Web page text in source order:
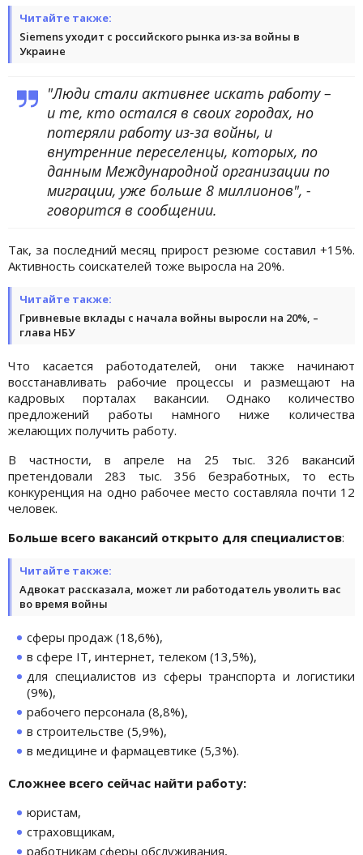
Читайте также:
Siemens уходит с российского рынка из-за войны в
Украине
"Люди стали активнее искать работу –
и те, кто остался в своих городах, но
потеряли работу из-за войны, и
внутренние переселенцы, которых, по
данным Международной организации по
миграции, уже больше 8 миллионов", -
говорится в сообщении.
Так, за последний месяц прирост резюме составил +15%.
Активность соискателей тоже выросла на 20%.
Читайте также:
Гривневые вклады с начала войны выросли на 20%, –
глава НБУ
Что касается работодателей, они также начинают
восстанавливать рабочие процессы и размещают на
кадровых порталах вакансии. Однако количество
предложений работы намного ниже количества
желающих получить работу.
В частности, в апреле на 25 тыс. 326 вакансий
претендовали 283 тыс. 356 безработных, то есть
конкуренция на одно рабочее место составляла почти 12
человек.
Больше всего вакансий открыто для специалистов:
Читайте также:
Адвокат рассказала, может ли работодатель уволить вас
во время войны
сферы продаж (18,6%),
в сфере ІТ, интернет, телеком (13,5%),
для специалистов из сферы транспорта и логистики
(9%),
рабочего персонала (8,8%),
в строительстве (5,9%),
в медицине и фармацевтике (5,3%).
Сложнее всего сейчас найти работу:
юристам,
страховщикам,
работникам сферы обслуживания,